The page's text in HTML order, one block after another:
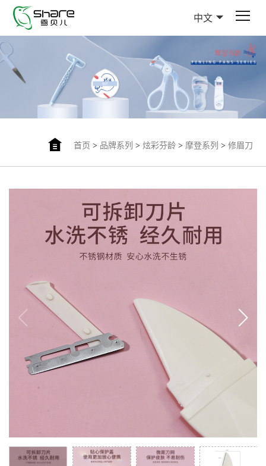
中文
首页 > 品牌系列 > 炫彩芬龄> 摩登系列 > 修眉刀